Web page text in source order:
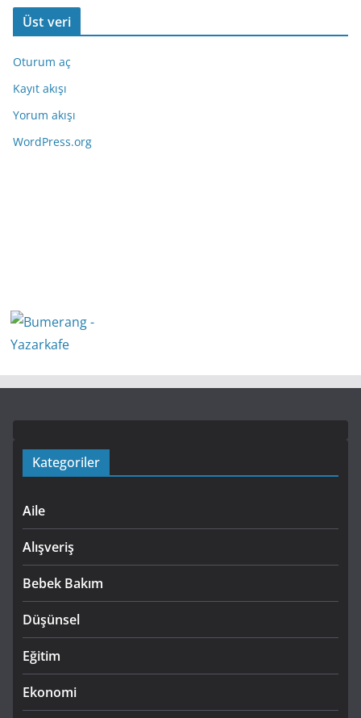
Üst veri
Oturum aç
Kayıt akışı
Yorum akışı
WordPress.org
Kategoriler
Aile
Alışveriş
Bebek Bakım
Düşünsel
Eğitim
Ekonomi